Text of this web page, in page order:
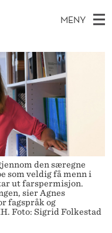
MENY
den særegne
som veldig få menn i
ut farspermisjon.
sier Agnes
fagspråk og
Foto: Sigrid Folkestad